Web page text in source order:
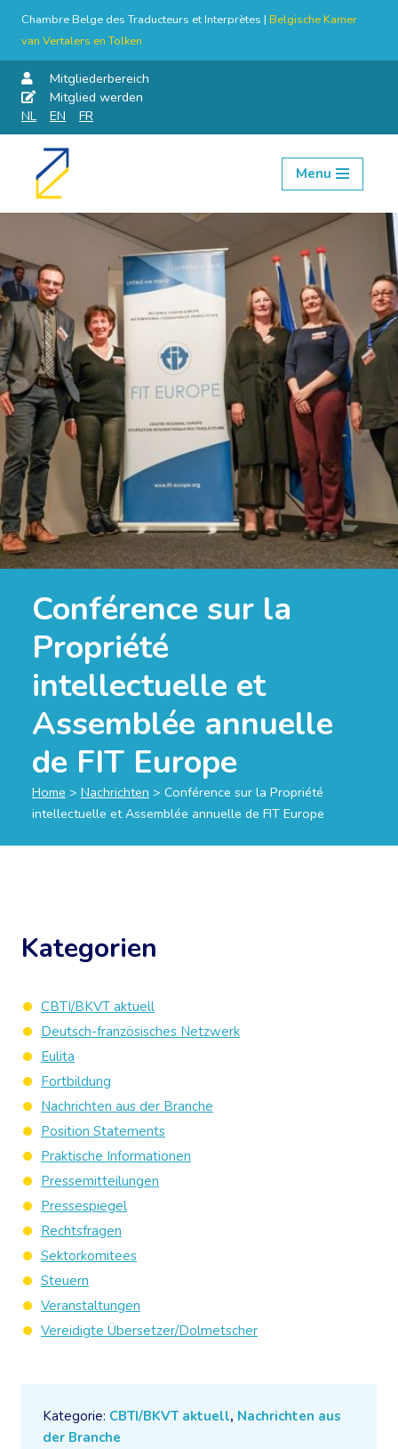
Chambre Belge des Traducteurs et Interprètes | Belgische Kamer
van Vertalers en Tolken
Mitgliederbereich
Mitglied werden
NL
EN FR
Skip
Menu
Conférence sur la
Propriété
intellectuelle et
Assemblée annuelle
de FIT Europe
Home > Nachrichten > Conférence sur la Propriété
intellectuelle et Assemblée annuelle de FIT Europe
Kategorie: CBTI/BKVT aktuell, Nachrichten aus
der Branche
Kategorien
CBTI/BKVT aktuell
Deutsch-französisches Netzwerk
Eulita
Fortbildung
Nachrichten aus der Branche
Position Statements
Praktische Informationen
Pressemitteilungen
Pressespiegel
Rechtsfragen
Sektorkomitees
Steuern
Veranstaltungen
Vereidigte Übersetzer/Dolmetscher